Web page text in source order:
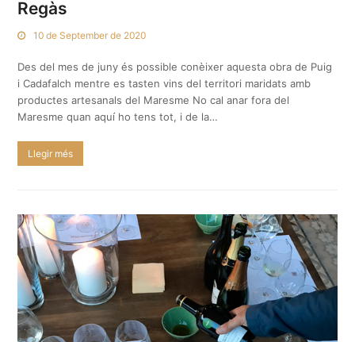
Regàs
10 de September de 2020
Des del mes de juny és possible conèixer aquesta obra de Puig
i Cadafalch mentre es tasten vins del territori maridats amb
productes artesanals del Maresme No cal anar fora del
Maresme quan aquí ho tens tot, i de la…
Llegir més